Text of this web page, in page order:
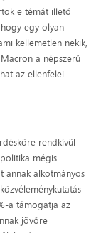
e témát illető
egy olyan
kellemetlen nekik,
a népszerű
az ellenfelei
rendkívül
mégis
annak alkotmányos
a támogatja az
jövőre